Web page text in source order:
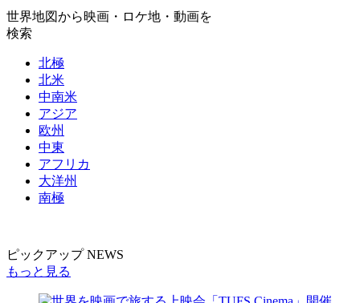
世界地図から映画・ロケ地・動画を
検索
北極
北米
中南米
アジア
欧州
中東
アフリカ
大洋州
南極
ピックアップ NEWS
もっと見る